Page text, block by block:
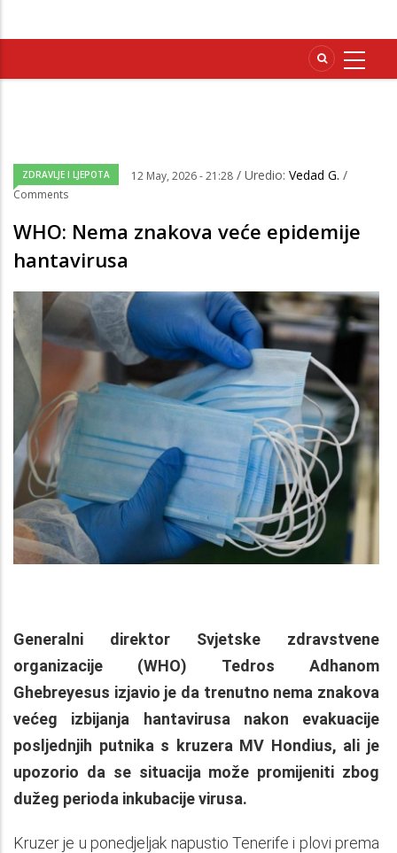
ZDRAVLJE I LJEPOTA 12 May, 2026 - 21:28 / Uredio: Vedad G. /
Comments
WHO: Nema znakova veće epidemije
hantavirusa
Generalni direktor Svjetske zdravstvene
organizacije (WHO) Tedros Adhanom
Ghebreyesus izjavio je da trenutno nema znakova
većeg izbijanja hantavirusa nakon evakuacije
posljednjih putnika s kruzera MV Hondius, ali je
upozorio da se situacija može promijeniti zbog
dužeg perioda inkubacije virusa.
Kruzer je u ponedjeljak napustio Tenerife i plovi prema